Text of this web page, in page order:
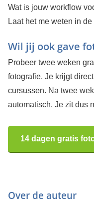
Wat is jouw workflow
Laat het me weten in de
Wil jij ook gave
Probeer twee weken
fotografie. Je krijgt
cursussen. Na twee
automatisch. Je zit dus
14 dagen gratis
Over de auteur